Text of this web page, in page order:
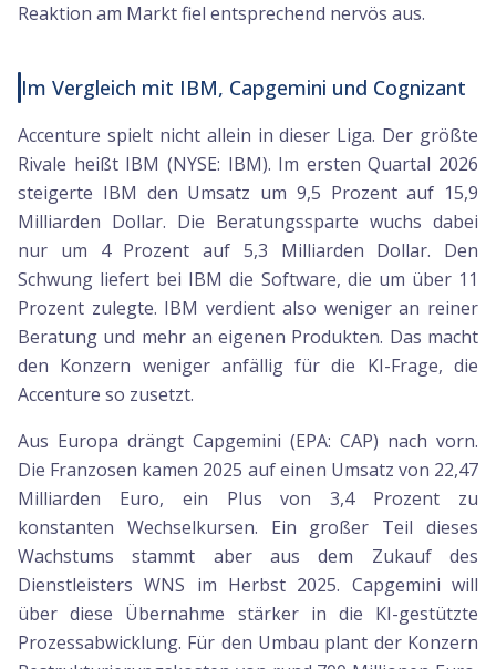
Reaktion am Markt fiel entsprechend nervös aus.
Im Vergleich mit IBM, Capgemini und Cognizant
Accenture spielt nicht allein in dieser Liga. Der größte
Rivale heißt IBM (NYSE: IBM). Im ersten Quartal 2026
steigerte IBM den Umsatz um 9,5 Prozent auf 15,9
Milliarden Dollar. Die Beratungssparte wuchs dabei
nur um 4 Prozent auf 5,3 Milliarden Dollar. Den
Schwung liefert bei IBM die Software, die um über 11
Prozent zulegte. IBM verdient also weniger an reiner
Beratung und mehr an eigenen Produkten. Das macht
den Konzern weniger anfällig für die KI-Frage, die
Accenture so zusetzt.
Aus Europa drängt Capgemini (EPA: CAP) nach vorn.
Die Franzosen kamen 2025 auf einen Umsatz von 22,47
Milliarden Euro, ein Plus von 3,4 Prozent zu
konstanten Wechselkursen. Ein großer Teil dieses
Wachstums stammt aber aus dem Zukauf des
Dienstleisters WNS im Herbst 2025. Capgemini will
über diese Übernahme stärker in die KI-gestützte
Prozessabwicklung. Für den Umbau plant der Konzern